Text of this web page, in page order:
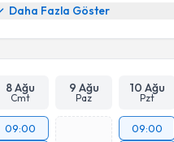
Daha Fazla Göster
8 Ağu
Cmt
9 Ağu
Paz
10 Ağu
Pzt
09:00
09:00